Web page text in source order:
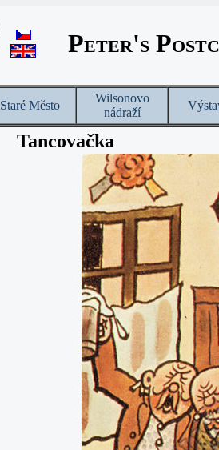
Peter's
Staré Město
Wilsonovo
nádraží
Tancovačka